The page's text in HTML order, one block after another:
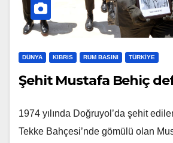
DÜNYA KIBRIS RUM BASINI TÜRKIYE
Şehit Mustafa Behiç
1974 yılında Doğruyol’da şehit
Tekke Bahçesi’nde gömülü olan